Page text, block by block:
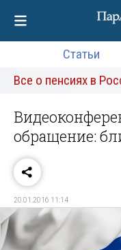
Статьи
Все о пенсиях в
обращение:
20.01.2016 11:14